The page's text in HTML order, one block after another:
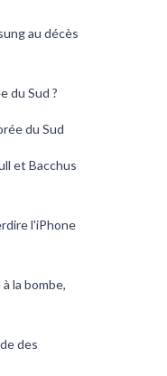
au décès
du Sud ?
du Sud
et Bacchus
l'iPhone
la bombe,
des